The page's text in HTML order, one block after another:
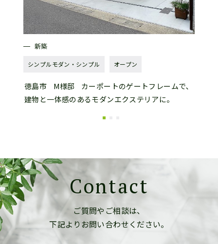
新築
シンプルモダン・シンプル オープン
徳島市 M様邸
カーポートのゲートフレームで､
建物と一体感のあるモダンエクステリアに。
Contact
ご質問やご相談は、
下記よりお問い合わせください。